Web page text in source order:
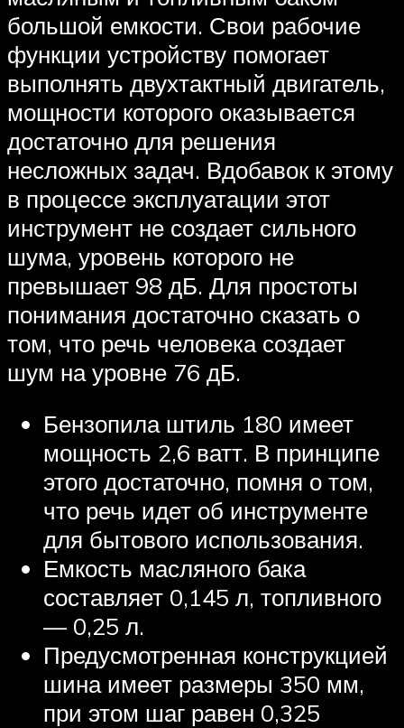
большой емкости. Свои рабочие
функции устройству помогает
выполнять двухтактный двигатель,
мощности которого оказывается
достаточно для решения
несложных задач. Вдобавок к этому
в процессе эксплуатации этот
инструмент не создает сильного
шума, уровень которого не
превышает 98 дБ. Для простоты
понимания достаточно сказать о
том, что речь человека создает
шум на уровне 76 дБ.
Бензопила штиль 180 имеет
мощность 2,6 ватт. В принципе
этого достаточно, помня о том,
что речь идет об инструменте
для бытового использования.
Емкость масляного бака
составляет 0,145 л, топливного
— 0,25 л.
Предусмотренная конструкцией
шина имеет размеры 350 мм,
при этом шаг равен 0,325